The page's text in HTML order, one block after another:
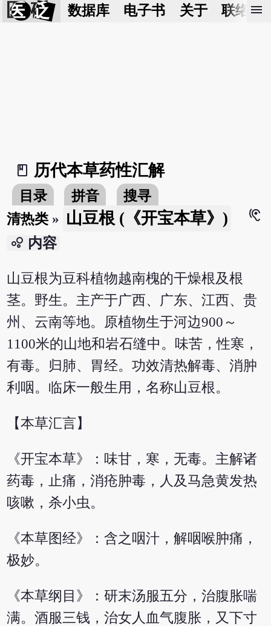
医 砭 数据库 电子书 关于 联络我
menu
book_2
历代本草药性汇解
目录 拼音
搜寻
清热类 » 山豆根 (《开宝本草》)
hearing
bubble_chart 内容
山豆根为豆科植物越南槐的干燥根及根
茎。野生。主产于广西、广东、江西、贵
州、云南等地。原植物生于河边900～
1100米的山地和岩石缝中。味苦，性寒，
有毒。归肺、胃经。功效清热解毒、消肿
利咽。临床一般生用，名称山豆根。
【本草汇言】
《开宝本草》：味甘，寒，无毒。主解诸
药毒，止痛，消疮肿毒，人及马急黄发热
咳嗽，杀小虫。
《本草图经》：含之咽汁，解咽喉肿痛，
极妙。
《本草纲目》：研末汤服五分，治腹胀喘
满。酒服三钱，治女人血气腹胀，又下寸